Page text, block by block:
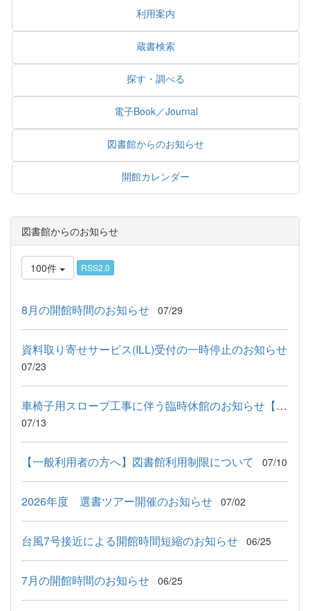
利用案内
蔵書検索
探す・調べる
電子Book／Journal
図書館からのお知らせ
開館カレンダー
図書館からのお知らせ
100件 RSS2.0
8月の開館時間のお知らせ 07/29
資料取り寄せサービス(ILL)受付の一時停止のお知らせ
07/23
車椅子用スロープ工事に伴う臨時休館のお知らせ【8月】
07/13
【一般利用者の方へ】図書館利用制限について 07/10
2026年度 選書ツアー開催のお知らせ 07/02
台風7号接近による開館時間短縮のお知らせ 06/25
7月の開館時間のお知らせ 06/25